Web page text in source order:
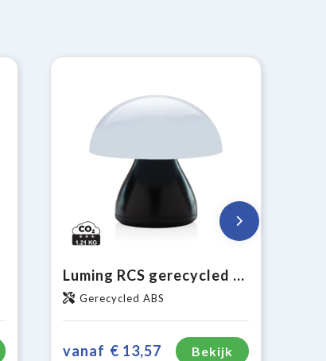
Luming RCS gerecycled plastic USB-oplaadbare tafellamp
Gerecycled ABS
vanaf € 13,57 Bekijk